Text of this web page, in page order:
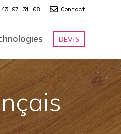
43 97 31 08 Contact
DEVIS